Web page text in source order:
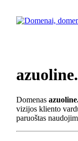
Domenas
vizijos kliento
paruoštas